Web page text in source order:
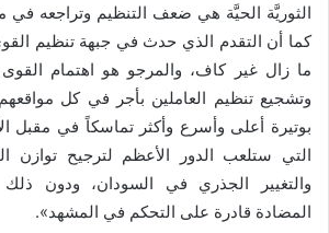
الثوريَّة الحيَّة هي ضعف التنظيم وتراجعه في
كما أن التقدم الذي حدث في جبهة تنظيم
ما زال غير كاف، والمرجو هو اهتمام القوى
وتشجيع تنظيم العاملين بأجر في كل
بوتيرة أعلى وأسرع وأكثر تماسكاً في مقبل
التي ستلعب الدور الأعظم لترجيح توازن
والتغيير الجذري في السودان، ودون
المضادة قادرة على التحكم في المشهد».